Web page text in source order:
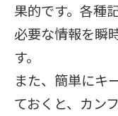
果的です。各種
必要な情報を瞬
す。
また、簡単にキ
ておくと、カン